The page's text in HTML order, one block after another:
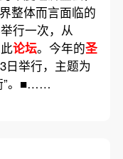
整体而言面临的
行一次，从
论坛。今年的圣
日举行，主题为
”。■……